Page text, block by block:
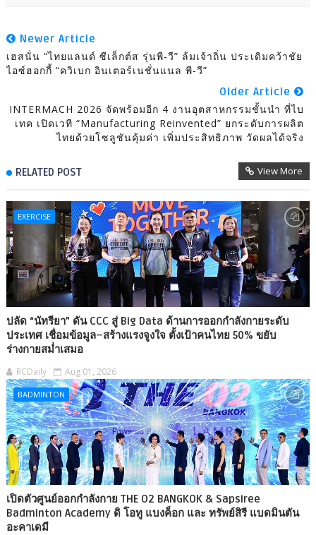
Newer Article
เฮสนั่น “ไทยแลนด์ ซีเล็กต์ส รุ่นพี-วี” ล้มเจ้าถิ่น ประเดิมคว้าชัย
ไอซ์ฮอกกี้ “ควิเบก อินเตอร์เนชั่นแนล พี-วี”
Older Article
INTERMACH 2026 จัดพร้อมอีก 4 งานอุตสาหกรรมชั้นนำ ที่ไบ
เทค เปิดเวที “Manufacturing Reinvented” ยกระดับการผลิต
ไทยด้วยโซลูชันคุ้มค่า เพิ่มประสิทธิภาพ วัดผลได้จริง
RELATED POST View More
EXERCISE
ปลัด “นัทรียา” ดัน CCC สู่ Big Data ด้านการออกกำลังกายระดับ
ประเทศ เชื่อมข้อมูล–สร้างแรงจูงใจ ตั้งเป้าคนไทย 50% ขยับ
ร่างกายสม่ำเสมอ
RCDaily Aug 01, 2026
BADMINTON
เปิดตัวศูนย์ออกกำลังกาย THE O2 BANGKOK & Sapsiree
Badminton Academy ดิ โอทู แบงค็อก และ ทรัพย์สิรี แบดมินตัน
อะคาเดมี